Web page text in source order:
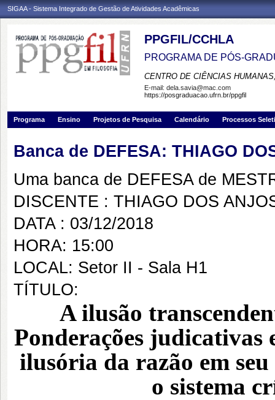
SIGAA - Sistema Integrado de Gestão de Atividades Acadêmicas
PPGFIL/CCHLA
PROGRAMA DE PÓS-
CENTRO DE CIÊNCIAS
E-mail: dela.savia@mac.com
https://posgraduacao.ufrn.br/ppgfil
Programa Ensino Projetos de Pesquisa Calendário Processos
Banca de DEFESA: THIAGO
Uma banca de DEFESA de
DISCENTE : THIAGO DOS
DATA : 03/12/2018
HORA: 15:00
LOCAL: Setor II - Sala H1
TÍTULO:
A ilusão
Ponderações judicativas
ilusória da razão em
o sistema